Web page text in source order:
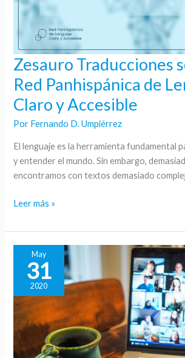
Zesauro Traducciones
Red Panhispánica de
Claro y Accesible
Por Fernando D. Umpiérrez
El lenguaje es la herramienta fundamental
y entender el mundo. Sin embargo,
encontramos con textos demasiado
Zesauro
se
une
a
Red
Panhispánica
de
Claro
Leer más »
May
31
2020